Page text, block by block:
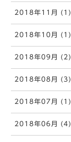
2018年11月 (1)
2018年10月 (1)
2018年09月 (2)
2018年08月 (3)
2018年07月 (1)
2018年06月 (4)